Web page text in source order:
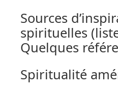
Sources
spirituelles
Quelques
Spiritualité